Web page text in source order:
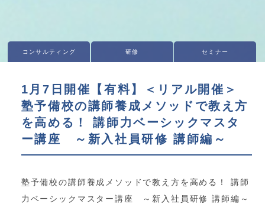
コンサルティング 研修 セミナー
1月7日開催【有料】＜リアル開催＞
塾予備校の講師養成メソッドで教え方
を高める！ 講師力ベーシックマスタ
ー講座 ～新入社員研修 講師編～
塾予備校の講師養成メソッドで教え方を高める！ 講師
力ベーシックマスター講座 ～新入社員研修 講師編～